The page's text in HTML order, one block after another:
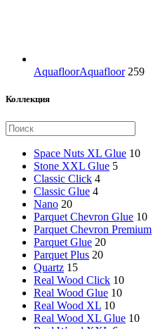
AquafloorAquafloor 259
Коллекция
Space Nuts XL Glue 10
Stone XXL Glue 5
Classic Click 4
Classic Glue 4
Nano 20
Parquet Chevron Glue 10
Parquet Chevron Premium
Parquet Glue 20
Parquet Plus 20
Quartz 15
Real Wood Click 10
Real Wood Glue 10
Real Wood XL 10
Real Wood XL Glue 10